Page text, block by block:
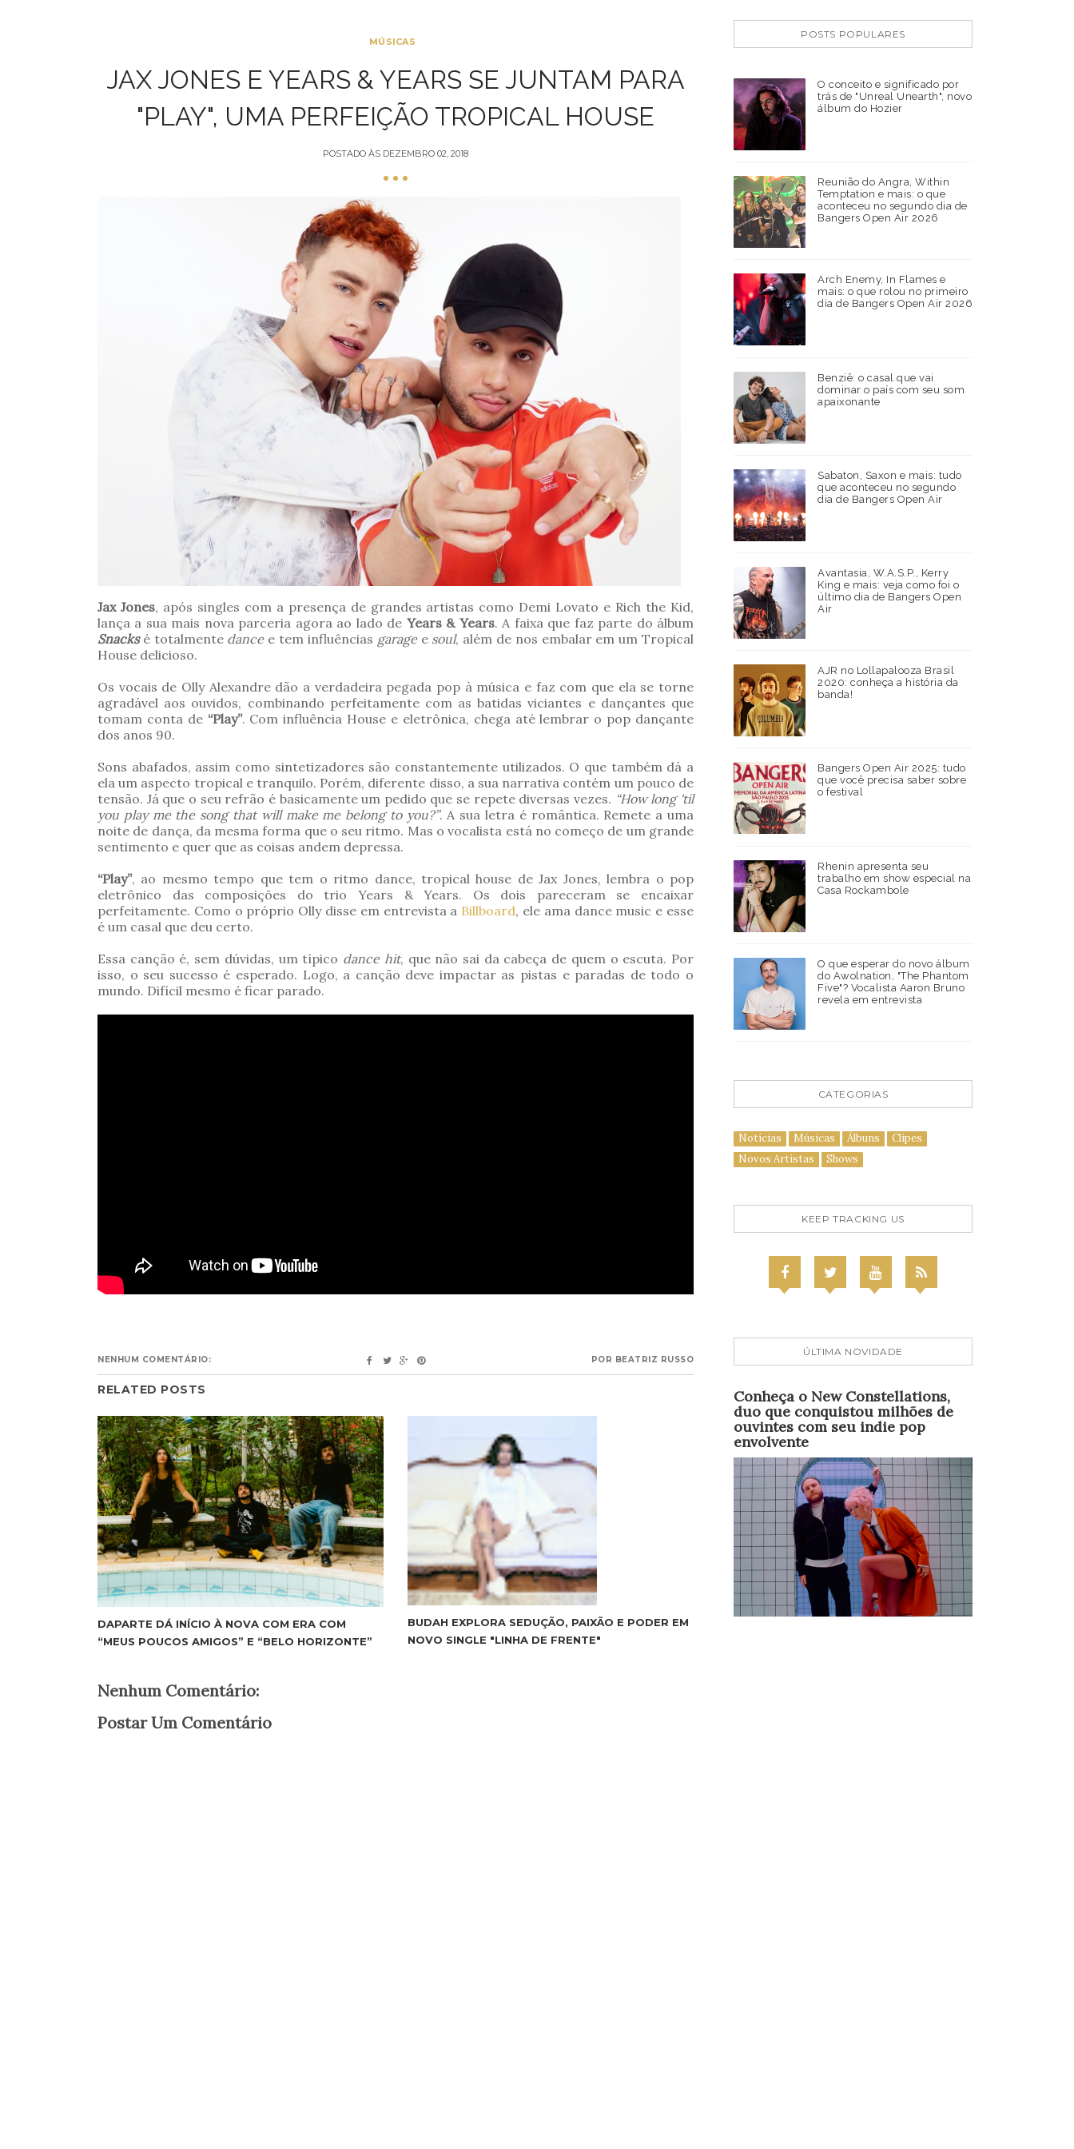
MÚSICAS
JAX JONES E YEARS & YEARS SE JUNTAM PARA
"PLAY", UMA PERFEIÇÃO TROPICAL HOUSE
POSTADO ÀS DEZEMBRO 02, 2018
Jax Jones, após singles com a presença de grandes artistas como Demi Lovato e Rich the Kid,
lança a sua mais nova parceria agora ao lado de Years & Years. A faixa que faz parte do álbum
Snacks é totalmente dancee tem influências garagee soul, além de nos embalar em um Tropical
House delicioso.
Os vocais de Olly Alexandre dão a verdadeira pegada pop à música e faz com que ela se torne
agradável aos ouvidos, combinando perfeitamente com as batidas viciantes e dançantes que
tomam conta de “Play”. Com influência House e eletrônica, chega até lembrar o pop dançante
dos anos 90.
Sons abafados, assim como sintetizadores são constantemente utilizados. O que também dá a
ela um aspecto tropical e tranquilo. Porém, diferente disso, a sua narrativa contém um pouco de
tensão. Já que o seu refrão é basicamente um pedido que se repete diversas vezes. “How long 'til
you play me the song that will make me belong to you?”. A sua letra é romântica. Remete a uma
noite de dança, da mesma forma que o seu ritmo. Mas o vocalista está no começo de um grande
sentimento e quer que as coisas andem depressa.
“Play”, ao mesmo tempo que tem o ritmo dance, tropical house de Jax Jones, lembra o pop
eletrônico das composições do trio Years & Years. Os dois pareceram se encaixar
perfeitamente. Como o próprio Olly disse em entrevista a Billboard, ele ama dance music e esse
é um casal que deu certo.
Essa canção é, sem dúvidas, um típico dance hit, que não sai da cabeça de quem o escuta. Por
isso, o seu sucesso é esperado. Logo, a canção deve impactar as pistas e paradas de todo o
mundo. Difícil mesmo é ficar parado.
NENHUM COMENTÁRIO: POR BEATRIZ RUSSO
RELATED POSTS
DAPARTE DÁ INÍCIO À NOVA COM ERA COM
“MEUS POUCOS AMIGOS” E “BELO HORIZONTE”
BUDAH EXPLORA SEDUÇÃO, PAIXÃO E PODER EM
NOVO SINGLE "LINHA DE FRENTE"
Nenhum Comentário:
Postar Um Comentário
POSTS POPULARES
O conceito e significado por
trás de "Unreal Unearth", novo
álbum do Hozier
Reunião do Angra, Within
Temptation e mais: o que
aconteceu no segundo dia de
Bangers Open Air 2026
Arch Enemy, In Flames e
mais: o que rolou no primeiro
dia de Bangers Open Air 2026
Benziê: o casal que vai
dominar o país com seu som
apaixonante
Sabaton, Saxon e mais: tudo
que aconteceu no segundo
dia de Bangers Open Air
Avantasia, W.A.S.P., Kerry
King e mais: veja como foi o
último dia de Bangers Open
Air
AJR no Lollapalooza Brasil
2020: conheça a história da
banda!
Bangers Open Air 2025: tudo
que você precisa saber sobre
o festival
Rhenin apresenta seu
trabalho em show especial na
Casa Rockambole
O que esperar do novo álbum
do Awolnation, "The Phantom
Five"? Vocalista Aaron Bruno
revela em entrevista
CATEGORIAS
Notícias Músicas Álbuns
Clipes
Novos Artistas
Shows
KEEP TRACKING US
ÚLTIMA NOVIDADE
Conheça o New Constellations,
duo que conquistou milhões de
ouvintes com seu indie pop
envolvente